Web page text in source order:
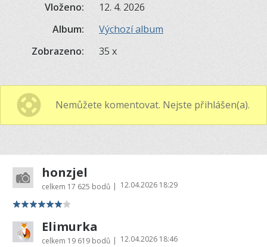
Vloženo:
12. 4. 2026
Album:
Výchozí album
Zobrazeno:
35 x
Nemůžete komentovat. Nejste přihlášen(a).
honzjel
celkem 17 625 bodů | 12.04.2026 18:29
Elimurka
celkem 19 619 bodů | 12.04.2026 18:46